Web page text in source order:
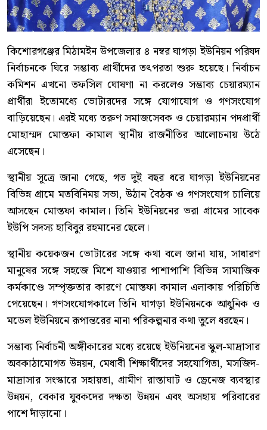
কিশোরগঞ্জের মিঠামইন উপজেলার ৪ নম্বর ঘাগড়া ইউনিয়ন পরিষদ
নির্বাচনকে ঘিরে সম্ভাব্য প্রার্থীদের তৎপরতা শুরু হয়েছে। নির্বাচন
কমিশন এখনো তফসিল ঘোষণা না করলেও সম্ভাব্য চেয়ারম্যান
প্রার্থীরা ইতোমধ্যে ভোটারদের সঙ্গে যোগাযোগ ও গণসংযোগ
বাড়িয়েছেন। এরই মধ্যে তরুণ সমাজসেবক ও চেয়ারম্যান পদপ্রার্থী
মোহাম্মদ মোস্তফা কামাল স্থানীয় রাজনীতির আলোচনায় উঠে
এসেছেন।
স্থানীয় সূত্রে জানা গেছে, গত দুই বছর ধরে ঘাগড়া ইউনিয়নের
বিভিন্ন গ্রামে মতবিনিময় সভা, উঠান বৈঠক ও গণসংযোগ চালিয়ে
আসছেন মোস্তফা কামাল। তিনি ইউনিয়নের ভরা গ্রামের সাবেক
ইউপি সদস্য হাবিবুর রহমানের ছেলে।
স্থানীয় কয়েকজন ভোটারের সঙ্গে কথা বলে জানা যায়, সাধারণ
মানুষের সঙ্গে সহজে মিশে যাওয়ার পাশাপাশি বিভিন্ন সামাজিক
কর্মকাণ্ডে সম্পৃক্ততার কারণে মোস্তফা কামাল এলাকায় পরিচিতি
পেয়েছেন। গণসংযোগকালে তিনি ঘাগড়া ইউনিয়নকে আধুনিক ও
মডেল ইউনিয়নে রূপান্তরের নানা পরিকল্পনার কথা তুলে ধরছেন।
সম্ভাব্য নির্বাচনী অঙ্গীকারের মধ্যে রয়েছে ইউনিয়নের স্কুল-মাদ্রাসার
অবকাঠামোগত উন্নয়ন, মেধাবী শিক্ষার্থীদের সহযোগিতা, মসজিদ-
মাদ্রাসার সংস্কারে সহায়তা, গ্রামীণ রাস্তাঘাট ও ড্রেনেজ ব্যবস্থার
উন্নয়ন, বেকার যুবকদের দক্ষতা উন্নয়ন এবং অসহায় পরিবারের
পাশে দাঁড়ানো।